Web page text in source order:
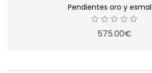
Pendientes oro y
575.00€